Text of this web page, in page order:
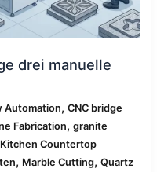
drei manuelle
Automation,CNC bridge
Fabrication,granite
Kitchen Countertop
, Marble Cutting,Quartz